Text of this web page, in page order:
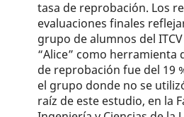
tasa de reprobación. Los
evaluaciones finales
grupo de alumnos del
“Alice” como herra­mienta
de reprobación fue del 19
el grupo donde no se
raíz de este estudio, en la